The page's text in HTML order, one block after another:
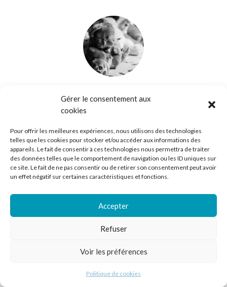
Gérer le consentement aux
cookies
Pour offrir les meilleures expériences, nous utilisons des technologies
telles que les cookies pour stocker et/ou accéder aux informations des
appareils. Le fait de consentir à ces technologies nous permettra de traiter
des données telles que le comportement de navigation ou les ID uniques sur
ce site. Le fait de ne pas consentir ou de retirer son consentement peut avoir
un effet négatif sur certaines caractéristiques et fonctions.
Accepter
Refuser
Voir les préférences
Politique de cookies
// Jean-Yves Picq
1996
Les sincères
// Marivaux
1995